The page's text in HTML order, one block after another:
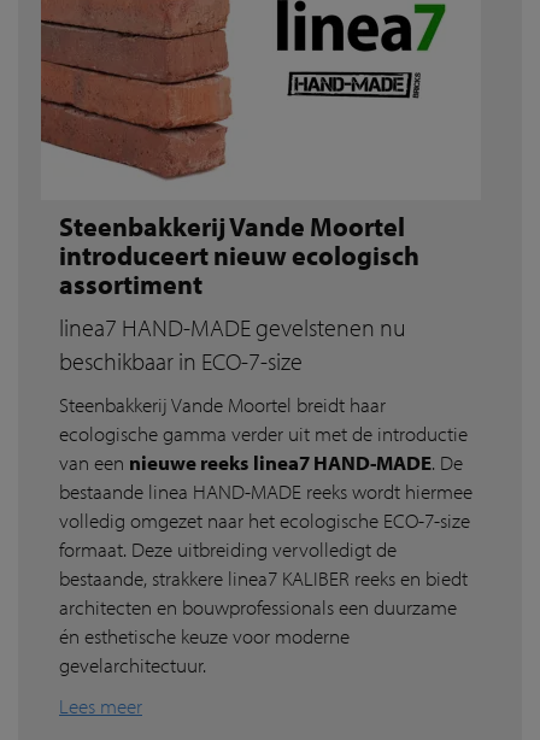
Steenbakkerij Vande Moortel
introduceert nieuw ecologisch
assortiment
linea7 HAND-MADE gevelstenen nu
beschikbaar in ECO-7-size
Steenbakkerij Vande Moortel breidt haar
ecologische gamma verder uit met de introductie
van een nieuwe reeks linea7 HAND-MADE. De
bestaande linea HAND-MADE reeks wordt hiermee
volledig omgezet naar het ecologische ECO-7-size
formaat. Deze uitbreiding vervolledigt de
bestaande, strakkere linea7 KALIBER reeks en biedt
architecten en bouwprofessionals een duurzame
én esthetische keuze voor moderne
gevelarchitectuur.
Lees meer